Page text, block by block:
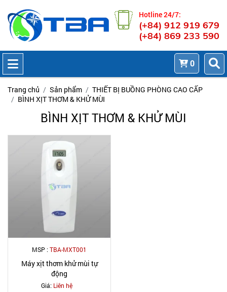
Hotline 24/7:
(+84) 912 919 679
(+84) 869 233 590
0
Trang chủ Sản phẩm
THIẾT BỊ BUỒNG PHÒNG CAO CẤP
BÌNH XỊT THƠM & KHỬ MÙI
BÌNH XỊT THƠM & KHỬ MÙI
MSP :TBA-MXT001
Máy xịt thơm khử mùi tự
động
Giá: Liên hệ